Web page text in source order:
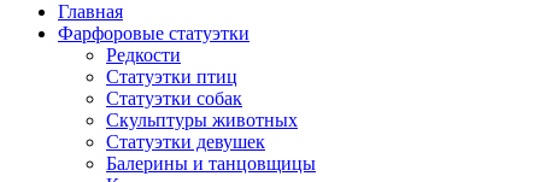
Главная
Фарфоровые статуэтки
Редкости
Cтатуэтки птиц
Cтатуэтки собак
Скульптуры животных
Статуэтки девушек
Балерины и танцовщицы